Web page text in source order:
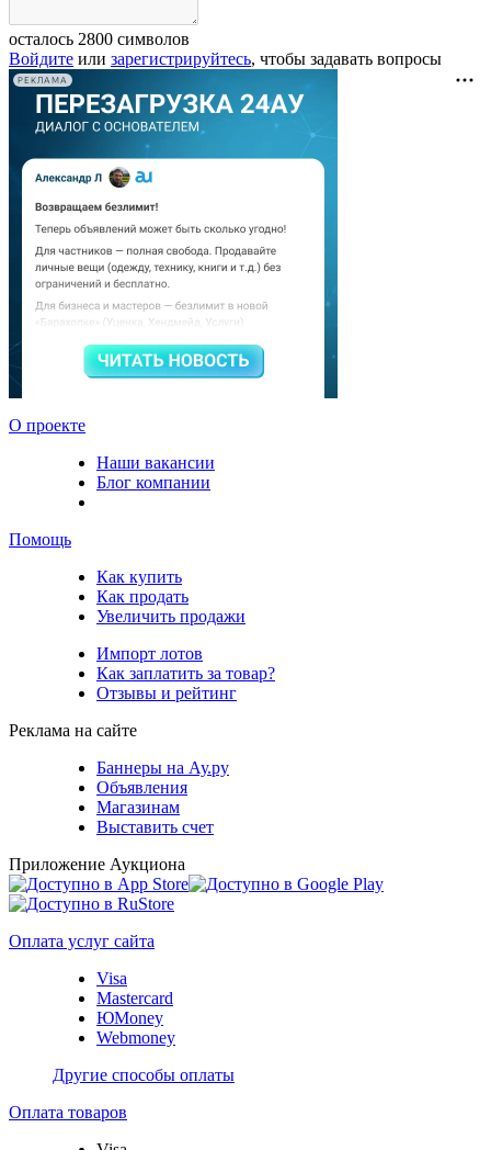
осталось 2800 символов
Войдите или зарегистрируйтесь, чтобы задавать вопросы
РЕКЛАМА
О проекте
Наши вакансии
Блог компании
Помощь
Как купить
Как продать
Увеличить продажи
Импорт лотов
Как заплатить за товар?
Отзывы и рейтинг
Реклама на сайте
Баннеры на Ау.ру
Объявления
Магазинам
Выставить счет
Приложение Аукциона
Оплата услуг сайта
Visa
Mastercard
ЮMoney
Webmoney
Другие способы оплаты
Оплата товаров